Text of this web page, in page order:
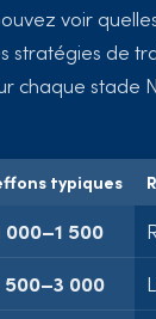
voir
stratégies de
chaque stade
typiques
000–1 500
500–3 000